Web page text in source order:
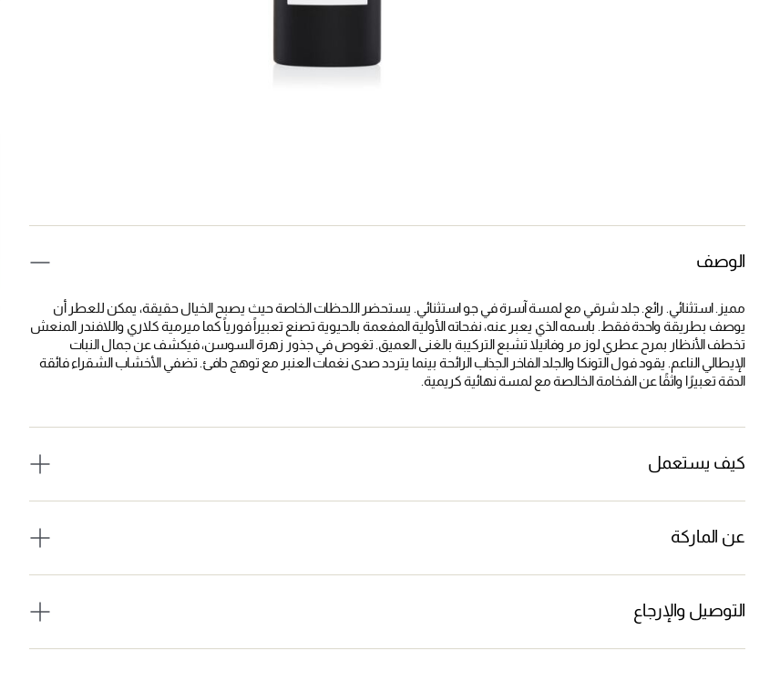
الوصف
مميز. استثنائي. رائع. جلد شرقي مع لمسة آسرة في جو استثنائي. يستحضر اللحظات الخاصة حيث يصبح الخيال حقيقة، يمكن للعطر أن
يوصف بطريقة واحدة فقط. باسمه الذي يعبر عنه، نفحاته الأولية المفعمة بالحيوية تصنع تعبيراً فورياً كما ميرمية كلاري واللافندر المنعش
تخطف الأنظار بمرح عطري لوز مر وفانيلا تشبع التركيبة بالغنى العميق. تغوص في جذور زهرة السوسن، فيكشف عن جمال النبات
الإيطالي الناعم. يقود فول التونكا والجلد الفاخر الجذاب الرائحة بينما يتردد صدى نغمات العنبر مع توهج دافئ. تضفي الأخشاب الشقراء فائقة
الدقة تعبيرًا واثقًا عن الفخامة الخالصة مع لمسة نهائية كريمية.
كيف يستعمل
عن الماركة
التوصيل والإرجاع